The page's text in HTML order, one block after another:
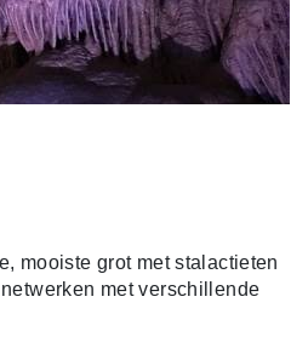
mooiste grot met stalactieten
met verschillende